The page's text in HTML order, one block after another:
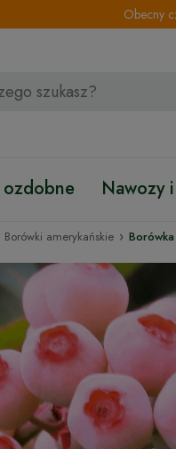
Obecny
ozdobne Nawozy
Borówki amerykańskie ›